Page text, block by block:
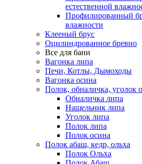
естественной
Профилированный
влажности
Клееный брус
Оцилиндрованное бревно
Все для бани
Вагонка липа
Печи, Котлы, Дымоходы
Вагонка осина
Полок, обналичка, уголок
Обналичка липа
Нащельник липа
Уголок липа
Полок липа
Полок осина
Полок абаш, кедр, ольха
Полок Ольха